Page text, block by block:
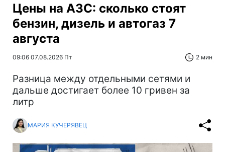
Цены на АЗС: сколько стоят
бензин, дизель и автогаз 7
августа
09:06 07.08.2026 Пт 2 мин
Разница между отдельными сетями и
дальше достигает более 10 гривен за
литр
МАРИЯ КУЧЕРЯВЕЦ